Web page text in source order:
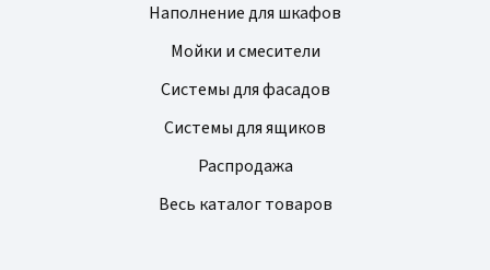
Наполнение для шкафов
Мойки и смесители
Системы для фасадов
Системы для ящиков
Распродажа
Весь каталог товаров